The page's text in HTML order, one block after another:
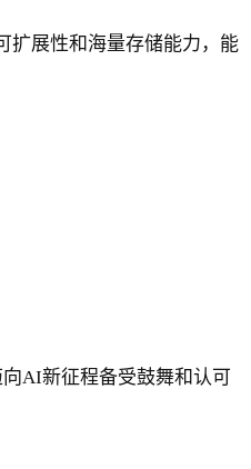
扩展性和海量存储能力，能
AI新征程备受鼓舞和认可